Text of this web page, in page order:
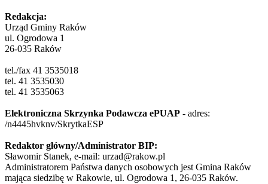
Redakcja:
Urząd Gminy Raków
ul. Ogrodowa 1
26-035 Raków
tel./fax 41 3535018
tel. 41 3535030
tel. 41 3535063
Elektroniczna Skrzynka Podawcza ePUAP - adres:
/n4445hvknv/SkrytkaESP
Redaktor główny/Administrator BIP:
Sławomir Stanek, e-mail: urzad@rakow.pl
Administratorem Państwa danych osobowych jest Gmina Raków
mająca siedzibę w Rakowie, ul. Ogrodowa 1, 26-035 Raków.